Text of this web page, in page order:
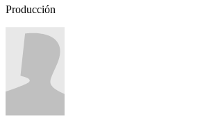
Producción